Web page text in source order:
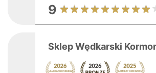
9
Sklep Wędkarski